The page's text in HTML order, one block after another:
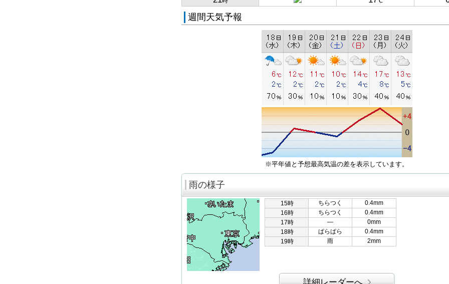
週間天気予報
※平年値と予想最高気温の差を表示しています。
雨の様子
15時 ちらつく
0.4mm
16時
ちらつく
0.4mm
17時
―
0mm
18時
ぱらぱら
0.4mm
19時
雨 2mm